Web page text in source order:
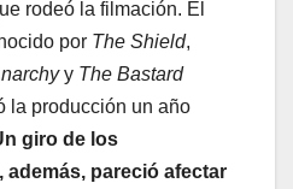
rodeó la filmación. El
por The Shield,
y The Bastard
la producción un año
giro de los
pareció afectar